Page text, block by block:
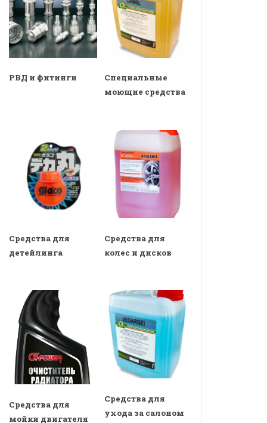
РВД и фитинги
Специальные
моющие средства
Средства для
детейлинга
Средства для
колес и дисков
Средства для
мойки двигателя
Средства для
ухода за салоном